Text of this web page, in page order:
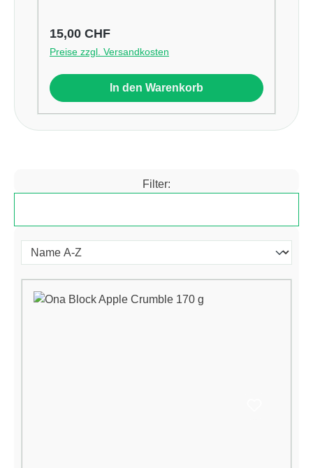
Regulärer Preis:
15,00 CHF
Preise zzgl. Versandkosten
In den Warenkorb
Filter: